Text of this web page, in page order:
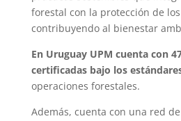
forestal con la protección de
contribuyendo al bienestar
En Uruguay UPM cuenta con
certificadas bajo los estándares
operaciones forestales.
Además, cuenta con una red de